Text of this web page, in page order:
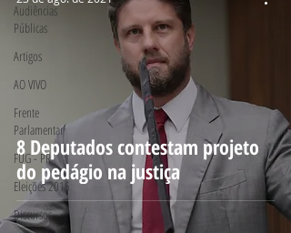
Audiências
Públicas
Artigos
AO VIVO
Frente
Parlamentar
FUG - PR
Eleições 2016
Discursos
8 Deputados contestam projeto
do pedágio na justiça